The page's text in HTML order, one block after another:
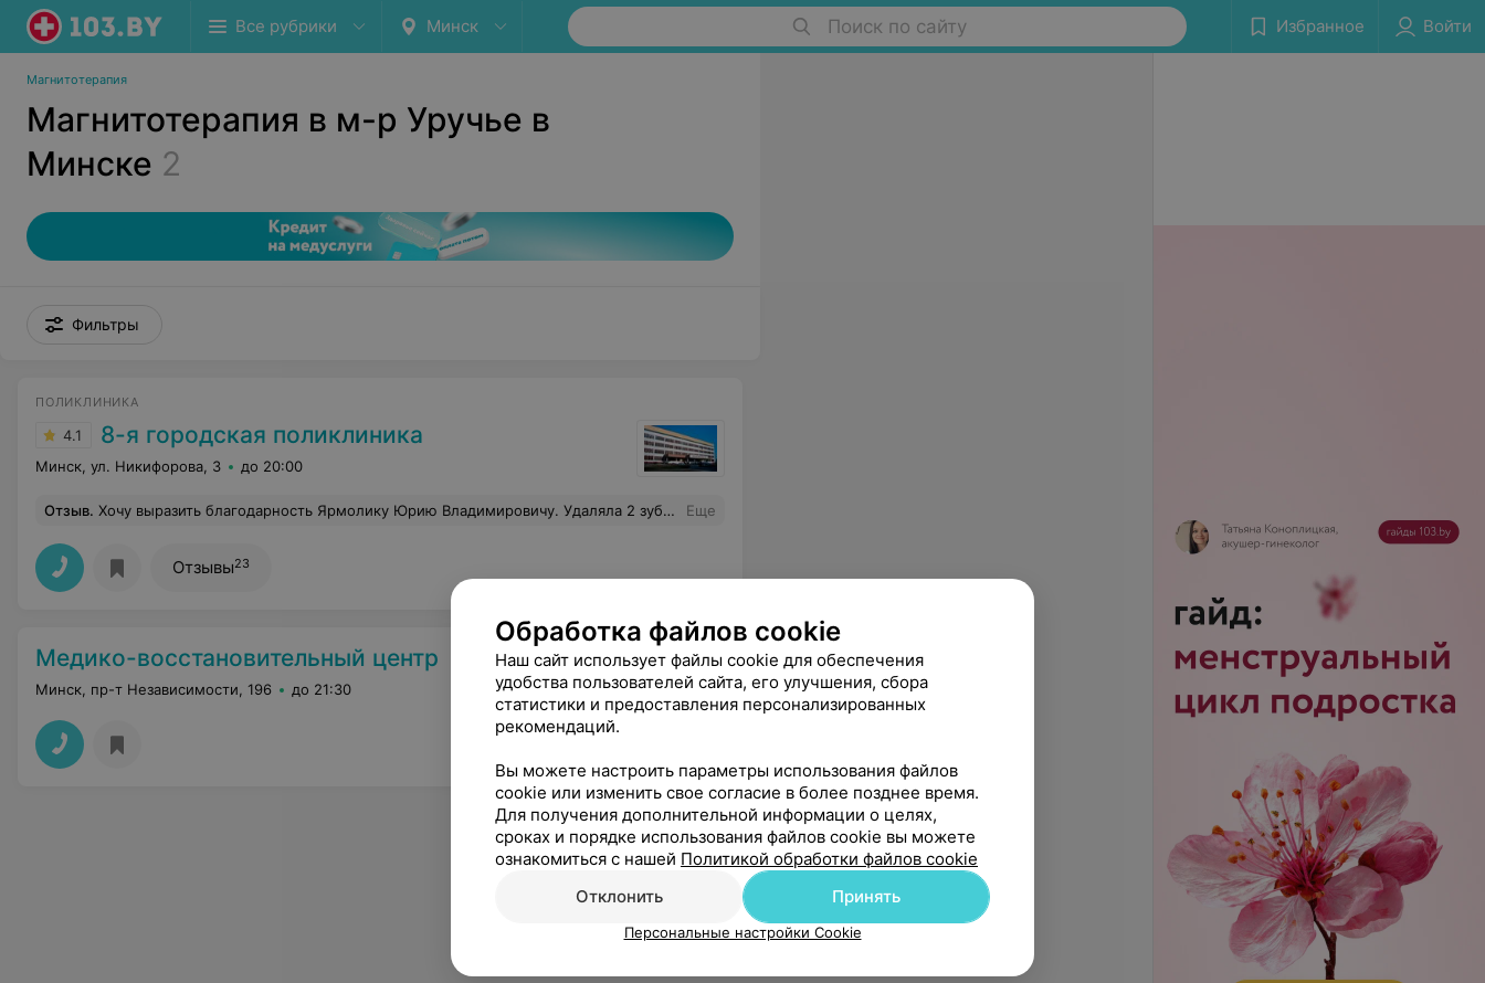
Все рубрики Минск Поиск по сайту Избранное Войти
Магнитотерапия
Магнитотерапия в м-р Уручье в
Минске 2
Фильтры
ПОЛИКЛИНИКА
4.1 8-я городская поликлиника
Минск, ул. Никифорова, 3 до 20:00
Отзыв. Хочу выразить благодарность Ярмолику Юрию Владимировичу. Удаляла 2 зуба мудрости. Все было выполнено быстро, качественно, безболезненно. Рекомендую данного врача - профессионала своего дела. Обращалась к этому врачу еще 15 лет назад, и сейчас хотела попасть именно к нему ,так как была уверена в отличном результате. Еще
Отзывы23
Медико-восстановительный центр
Минск, пр-т Независимости, 196 до 21:30
Обработка файлов cookie
Наш сайт использует файлы cookie для обеспечения
удобства пользователей сайта, его улучшения, сбора
статистики и предоставления персонализированных
рекомендаций.
Вы можете настроить параметры использования файлов
cookie или изменить свое согласие в более позднее время.
Для получения дополнительной информации о целях,
сроках и порядке использования файлов cookie вы можете
ознакомиться с нашей Политикой обработки файлов cookie
Отклонить
Принять
Персональные настройки Cookie